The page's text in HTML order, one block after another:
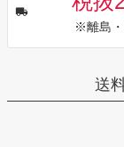
※離島・
送